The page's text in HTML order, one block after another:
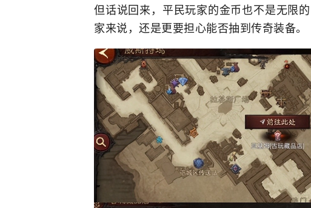
但话说回来，平民玩家的金币也不是无限
家来说，还是更要担心能否抽到传奇装备。